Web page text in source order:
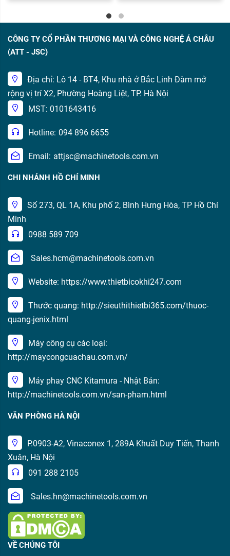
CÔNG TY CỔ PHẦN THƯƠNG MẠI VÀ CÔNG NGHỆ Á CHÂU
(ATT - JSC)
Địa chỉ: Lô 14 - BT4, Khu nhà ở Bắc Linh Đàm mở
rộng vị trí X2, Phường Hoàng Liệt, TP. Hà Nội
MST: 0101643416
Hotline: 094 896 6655
Email: attjsc@machinetools.com.vn
CHI NHÁNH HỒ CHÍ MINH
Số 273, QL 1A, Khu phố 2, Bình Hưng Hòa, TP Hồ Chí
Minh
0988 589 709
Sales.hcm@machinetools.com.vn
Website: https://www.thietbicokhi247.com
Thước quang: http://sieuthithietbi365.com/thuoc-
quang-jenix.html
Máy công cụ các loại:
http://maycongcuachau.com.vn/
Máy phay CNC Kitamura - Nhật Bản:
http://machinetools.com.vn/san-pham.html
VĂN PHÒNG HÀ NỘI
P.0903-A2, Vinaconex 1, 289A Khuất Duy Tiến, Thanh
Xuân, Hà Nội
091 288 2105
Sales.hn@machinetools.com.vn
VỀ CHÚNG TÔI